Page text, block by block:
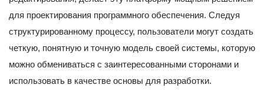
для проектирования программного обеспечения. Следуя
структурированному процессу, пользователи могут создать
четкую, понятную и точную модель своей системы, которую
можно обмениваться с заинтересованными сторонами и
использовать в качестве основы для разработки.